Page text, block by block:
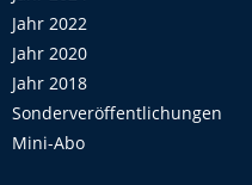
Jahr 2022
Jahr 2020
Jahr 2018
Sonderveröffentlichungen
Mini-Abo